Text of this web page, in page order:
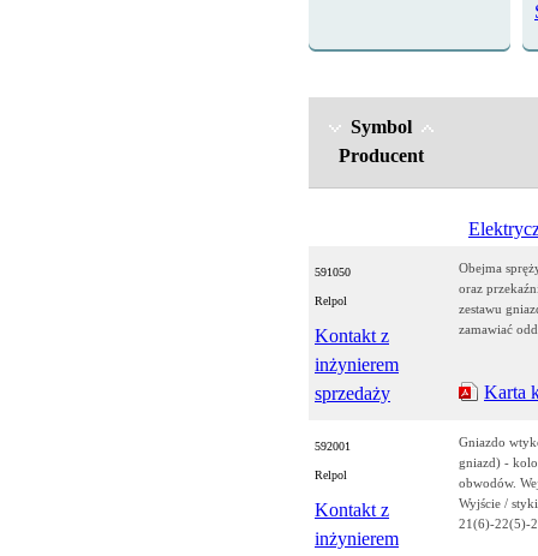
Symbol
Producent
591050
Relpol
Kontakt z
inżynierem
sprzedaży
Obejma
oraz
zestawu
zamawiać
Karta
592001
Relpol
Kontakt z
inżynierem
Gniazdo
gniazd) -
obwodów.
Wyjście /
21(6)-22(5)-